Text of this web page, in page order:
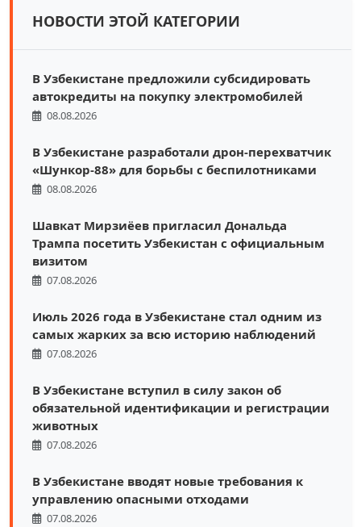
НОВОСТИ ЭТОЙ КАТЕГОРИИ
В Узбекистане предложили субсидировать
автокредиты на покупку электромобилей
08.08.2026
В Узбекистане разработали дрон-перехватчик
«Шункор-88» для борьбы с беспилотниками
08.08.2026
Шавкат Мирзиёев пригласил Дональда
Трампа посетить Узбекистан с официальным
визитом
07.08.2026
Июль 2026 года в Узбекистане стал одним из
самых жарких за всю историю наблюдений
07.08.2026
В Узбекистане вступил в силу закон об
обязательной идентификации и регистрации
животных
07.08.2026
В Узбекистане вводят новые требования к
управлению опасными отходами
07.08.2026